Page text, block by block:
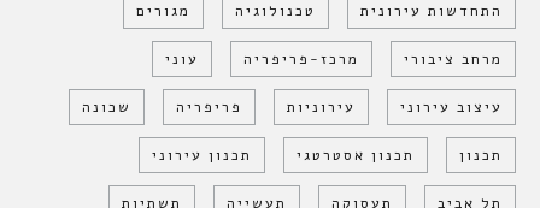
התחדשות עירונית טכנולוגיה מגורים
מרחב ציבורי מרכז-פריפריה עוני
עיצוב עירוני עירוניות פריפריה שכונה
תכנון תכנון אסטרטגי תכנון עירוני
תל אביב תעסוקה תעשייה תשתיות